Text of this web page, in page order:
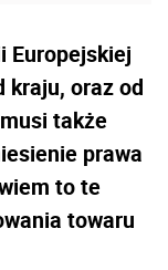
Europejskiej
kraju, oraz od
także
prawa
to te
towaru